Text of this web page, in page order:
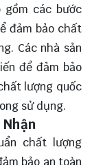
gồm các bước
đảm bảo chất
Các nhà sản
để đảm bảo
lượng quốc
sử dụng.
Nhận
chất lượng
bảo an toàn